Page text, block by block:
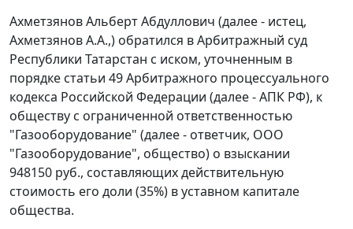
Ахметзянов Альберт Абдуллович (далее - истец,
Ахметзянов А.А.,) обратился в Арбитражный суд
Республики Татарстан с иском, уточненным в
порядке статьи 49Арбитражного процессуального
кодекса Российской Федерации (далее - АПК РФ), к
обществу с ограниченной ответственностью
"Газооборудование" (далее - ответчик, ООО
"Газооборудование", общество) о взыскании
948150 руб., составляющих действительную
стоимость его доли (35%) в уставном капитале
общества.